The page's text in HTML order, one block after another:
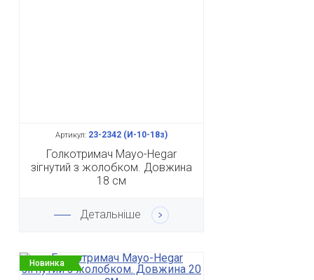
Артикул: 23-2342 (И-10-18з)
Голкотримач Mayo-Hegar
зігнутий з жолобком. Довжина
18 см
Детальніше
Новинка